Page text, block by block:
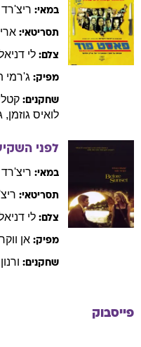
במאי: ריצ'רד
תסריטאי:
צלם: לי
מפיק: ג'רמי
שחקנים:
לואיס גוזמן,
לפני
במאי: ריצ'רד
תסריטאי:
צלם: לי
מפיק: אן
שחקנים: ורנון
פייסבוק